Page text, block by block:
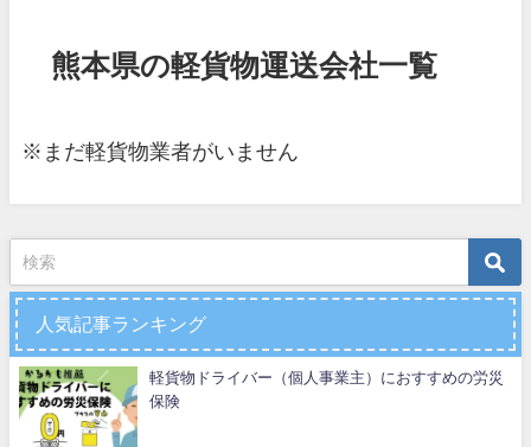
熊本県の軽貨物運送会社一覧
※まだ軽貨物業者がいません
人気記事ランキング
軽貨物ドライバー（個人事業主）におすすめの労災
保険